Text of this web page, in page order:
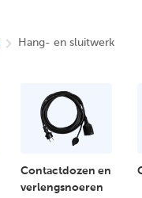
Hang- en sluitwerk
Contactdozen en
verlengsnoeren